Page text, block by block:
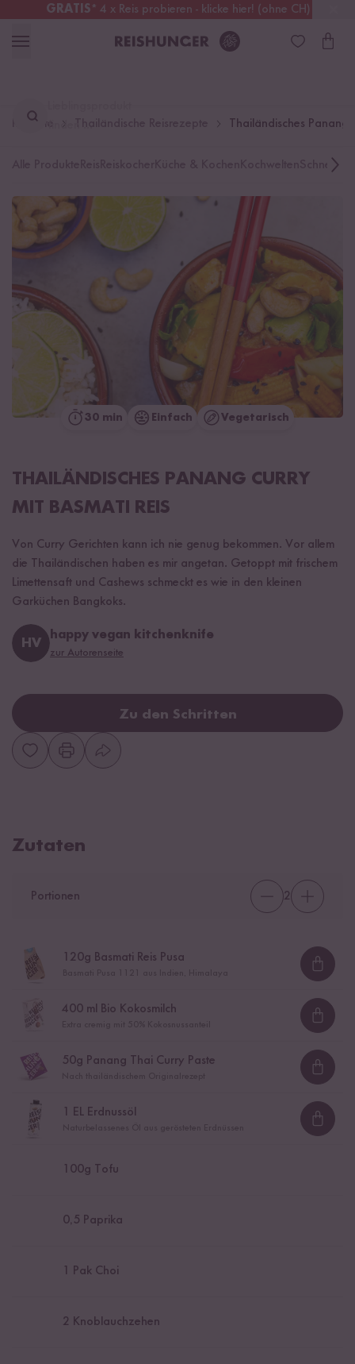
GRATIS* 4 x Reis probieren - klicke hier! (ohne CH)
Österreich Kostenloser Versand
finden ...
Rezepte Thailändisches Panang
Schnelle
30 min Einfach Vegetarisch
THAILÄNDISCHES PANANG CURRY
MIT BASMATI REIS
Von Curry Gerichten kann ich nie genug bekommen. Vor allem
die Thailändischen haben es mir angetan. Getoppt mit frischem
Limettensaft und Cashews schmeckt es wie in den kleinen
Garküchen Bangkoks.
HV
happy vegan kitchenknife
zur Autorenseite
Zu den Schritten
Zutaten
Portionen 2
120g Basmati Reis Pusa
400 ml Bio Kokosmilch
50g Panang Thai Curry Paste
EL Erdnussöl
100g Tofu
0,5 Paprika
1 Pak Choi
2 Knoblauchzehen